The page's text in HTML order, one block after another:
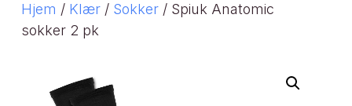
Hjem / Klær/ Sokker/ Spiuk Anatomic
sokker 2 pk